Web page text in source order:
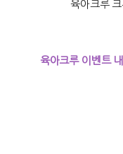
육아크루
육아크루 이벤트